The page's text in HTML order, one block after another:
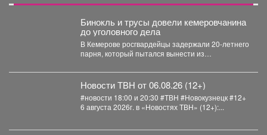
Бинокль и трусы довели кемеровчанина
до уголовного дела
В Кемерове росгвардейцы задержали 20-летнего
парня, который пытался вынести из
Новости ТВН от 06.08.26 (12+)
#новости 18:00 и 20:30 #ТВН #Новокузнецк #12+
6 августа 2026г. в «Новостях ТВН» (12+):...